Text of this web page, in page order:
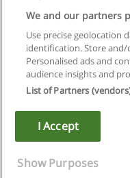
Entrar
Copyright © Educaedu
We and our partners
Use precise geolocation
identification. Store and/
Personalised ads and
audience insights and
List of Partners
I Accept
Show Purposes